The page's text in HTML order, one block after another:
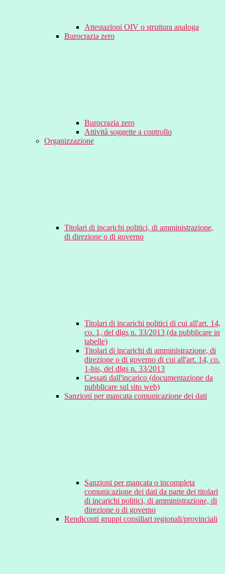
Attestazioni OIV o struttura analoga
Burocrazia zero
Burocrazia zero
Attività soggette a controllo
Organizzazione
Titolari di incarichi politici, di amministrazione,
di direzione o di governo
Titolari di incarichi politici di cui all'art. 14,
co. 1, del dlgs n. 33/2013 (da pubblicare in
tabelle)
Titolari di incarichi di amministrazione, di
direzione o di governo di cui all'art. 14, co.
1-bis, del dlgs n. 33/2013
Cessati dall'incarico (documentazione da
pubblicare sul sito web)
Sanzioni per mancata comunicazione dei dati
Sanzioni per mancata o incompleta
comunicazione dei dati da parte dei titolari
di incarichi politici, di amministrazione, di
direzione o di governo
Rendiconti gruppi consiliari regionali/provinciali